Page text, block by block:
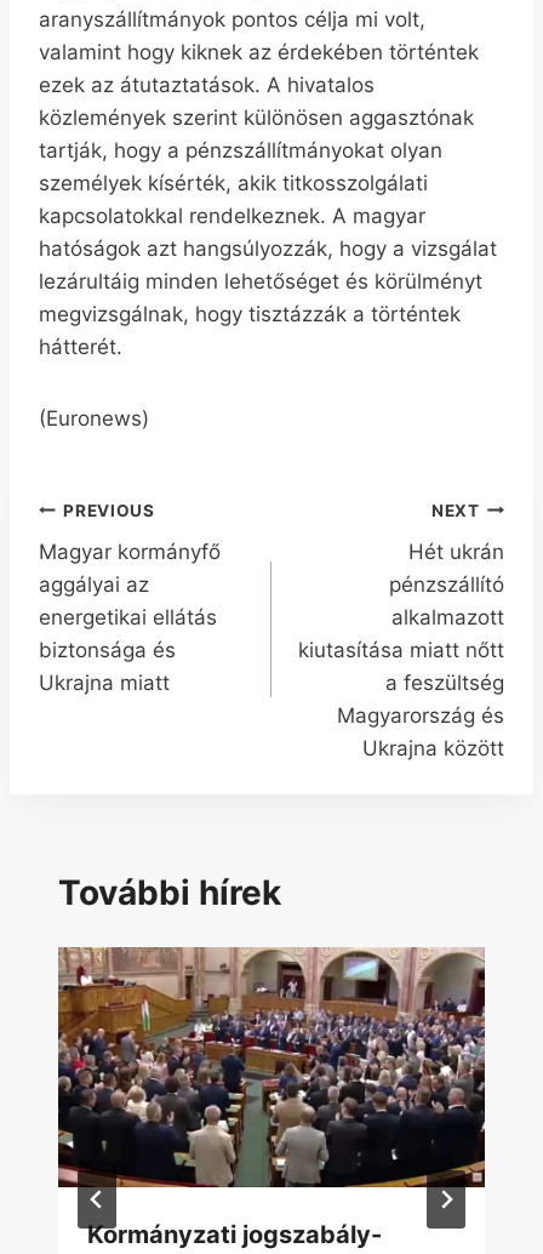
aranyszállítmányok pontos célja mi volt,
valamint hogy kiknek az érdekében történtek
ezek az átutaztatások. A hivatalos
közlemények szerint különösen aggasztónak
tartják, hogy a pénzszállítmányokat olyan
személyek kísérték, akik titkosszolgálati
kapcsolatokkal rendelkeznek. A magyar
hatóságok azt hangsúlyozzák, hogy a vizsgálat
lezárultáig minden lehetőséget és körülményt
megvizsgálnak, hogy tisztázzák a történtek
hátterét.
(Euronews)
Bejegyzés
navigáció
PREVIOUS
Magyar kormányfő
aggályai az
energetikai ellátás
biztonsága és
Ukrajna miatt
NEXT
Hét ukrán
pénzszállító
alkalmazott
kiutasítása miatt nőtt
a feszültség
Magyarország és
Ukrajna között
További hírek
Kormányzati jogszabály-